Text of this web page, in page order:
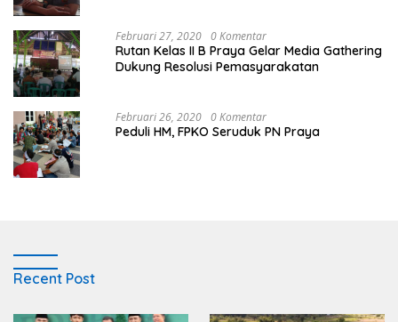
Februari 27, 2020 0 Komentar
Rutan Kelas II B Praya Gelar Media Gathering
Dukung Resolusi Pemasyarakatan
Februari 26, 2020 0 Komentar
Peduli HM, FPKO Seruduk PN Praya
Recent Post